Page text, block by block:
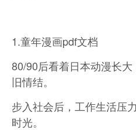
1.童年漫画pdf文档
80/90后看着日本动漫长
旧情结。
步入社会后，工作生活压
时光。